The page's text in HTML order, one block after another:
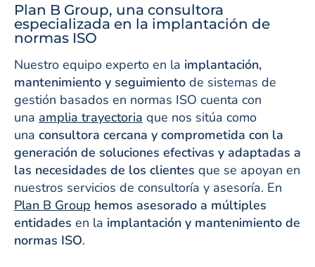
Plan B Group, una consultora
especializada en la implantación de
normas ISO
Nuestro equipo experto en la implantación,
mantenimiento y seguimiento de sistemas de
gestión basados en normas ISO cuenta con
una amplia trayectoria que nos sitúa como
una consultora cercana y comprometida con la
generación de soluciones efectivas y adaptadas a
las necesidades de los clientes que se apoyan en
nuestros servicios de consultoría y asesoría. En
Plan B Group hemos asesorado a múltiples
entidades en la implantación y mantenimiento de
normas ISO.